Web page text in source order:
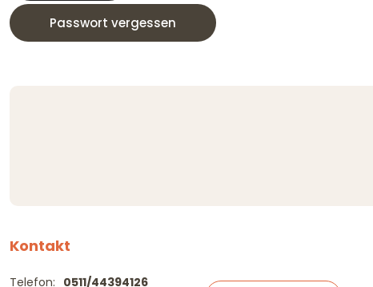
Passwort vergessen
Kontakt
Telefon: 0511/44394126